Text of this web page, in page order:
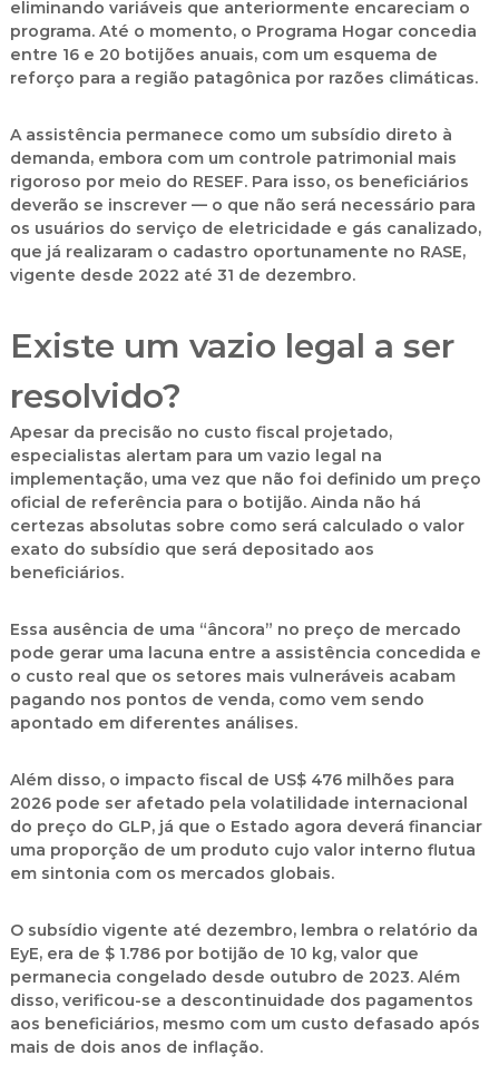
eliminando variáveis que anteriormente encareciam o
programa. Até o momento, o Programa Hogar concedia
entre 16 e 20 botijões anuais, com um esquema de
reforço para a região patagônica por razões climáticas.
A assistência permanece como um subsídio direto à
demanda, embora com um controle patrimonial mais
rigoroso por meio do RESEF. Para isso, os beneficiários
deverão se inscrever — o que não será necessário para
os usuários do serviço de eletricidade e gás canalizado,
que já realizaram o cadastro oportunamente no RASE,
vigente desde 2022 até 31 de dezembro.
Existe um vazio legal a ser
resolvido?
Apesar da precisão no custo fiscal projetado,
especialistas alertam para um vazio legal na
implementação, uma vez que não foi definido um preço
oficial de referência para o botijão. Ainda não há
certezas absolutas sobre como será calculado o valor
exato do subsídio que será depositado aos
beneficiários.
Essa ausência de uma “âncora” no preço de mercado
pode gerar uma lacuna entre a assistência concedida e
o custo real que os setores mais vulneráveis acabam
pagando nos pontos de venda, como vem sendo
apontado em diferentes análises.
Além disso, o impacto fiscal de US$ 476 milhões para
2026 pode ser afetado pela volatilidade internacional
do preço do GLP, já que o Estado agora deverá financiar
uma proporção de um produto cujo valor interno flutua
em sintonia com os mercados globais.
O subsídio vigente até dezembro, lembra o relatório da
EyE, era de $ 1.786 por botijão de 10 kg, valor que
permanecia congelado desde outubro de 2023. Além
disso, verificou-se a descontinuidade dos pagamentos
aos beneficiários, mesmo com um custo defasado após
mais de dois anos de inflação.